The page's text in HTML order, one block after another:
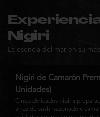
Nigiri
La esencia del mar en su
Nigiri de Camarón
Unidades)
Cinco delicados nigiris
arroz de sushi sazonado y